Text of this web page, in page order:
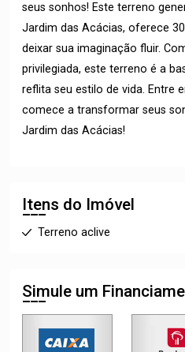
seus sonhos! Este terreno
Jardim das Acácias, oferece
deixar sua imaginação fluir.
privilegiada, este terreno é a
reflita seu estilo de vida. Entre
comece a transformar seus
Jardim das Acácias!
Itens do Imóvel
Terreno aclive
Simule um